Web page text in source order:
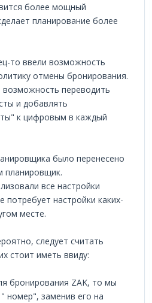
более мощный
планирование более
то ввели возможность
отмены бронирования.
возможность переводить
и добавлять
к цифровым в каждый
было перенесено
планировщик.
все настройки
потребует настройки каких-
месте.
следует считать
стоит иметь ввиду:
бронирования ZAK, то мы
номер", заменив его на